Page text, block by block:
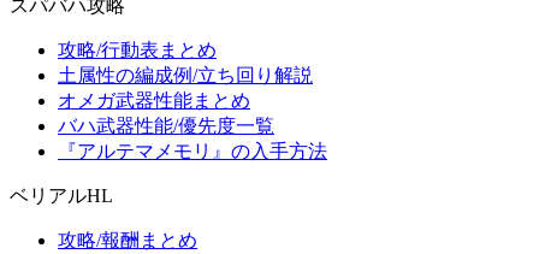
スパバハ攻略
攻略/行動表まとめ
土属性の編成例/立ち回り解説
オメガ武器性能まとめ
バハ武器性能/優先度一覧
『アルテマメモリ』の入手方法
ベリアルHL
攻略/報酬まとめ